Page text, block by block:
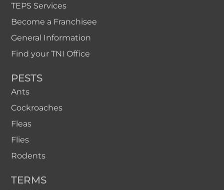
TEPS Services
Become a Franchisee
General Information
Find your TNI Office
PESTS
Ants
Cockroaches
Fleas
Flies
Rodents
TERMS